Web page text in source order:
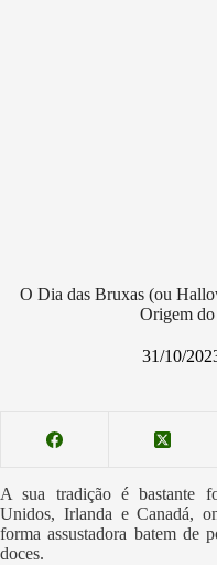
O Dia das Bruxas (ou
Origem
31/10/
A sua tradição é bastante
Unidos, Irlanda e Canadá,
forma assustadora batem de
doces.